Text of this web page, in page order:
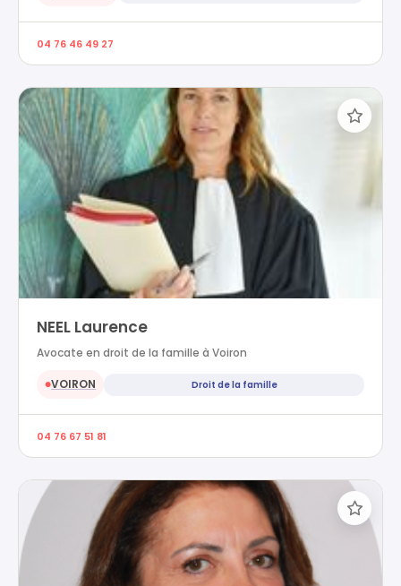
04 76 46 49 27
NEEL Laurence
Avocate en droit de la famille à Voiron
●VOIRON Droit de la famille
04 76 67 51 81